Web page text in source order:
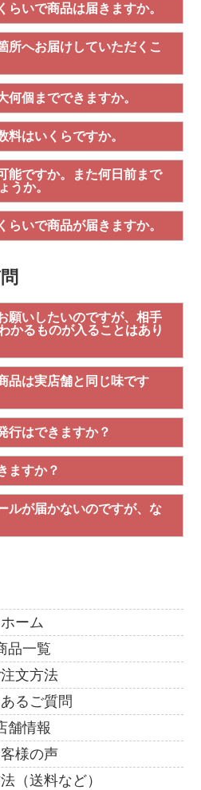
らいで商品は届きますか。
所へお届けしていただくこ
何個までできますか。
料はいくらですか。
能ですか。また何日前まで
うか。
らいで商品が届きますか。
願いしたいのですが、相手
かるものが入ることはあり
品は実店舗と同じ味です
行はできますか？
ますか？
ルが届かないのですが、な
ホーム
品一覧
文方法
るご質問
舗情報
様の声
（送料など）